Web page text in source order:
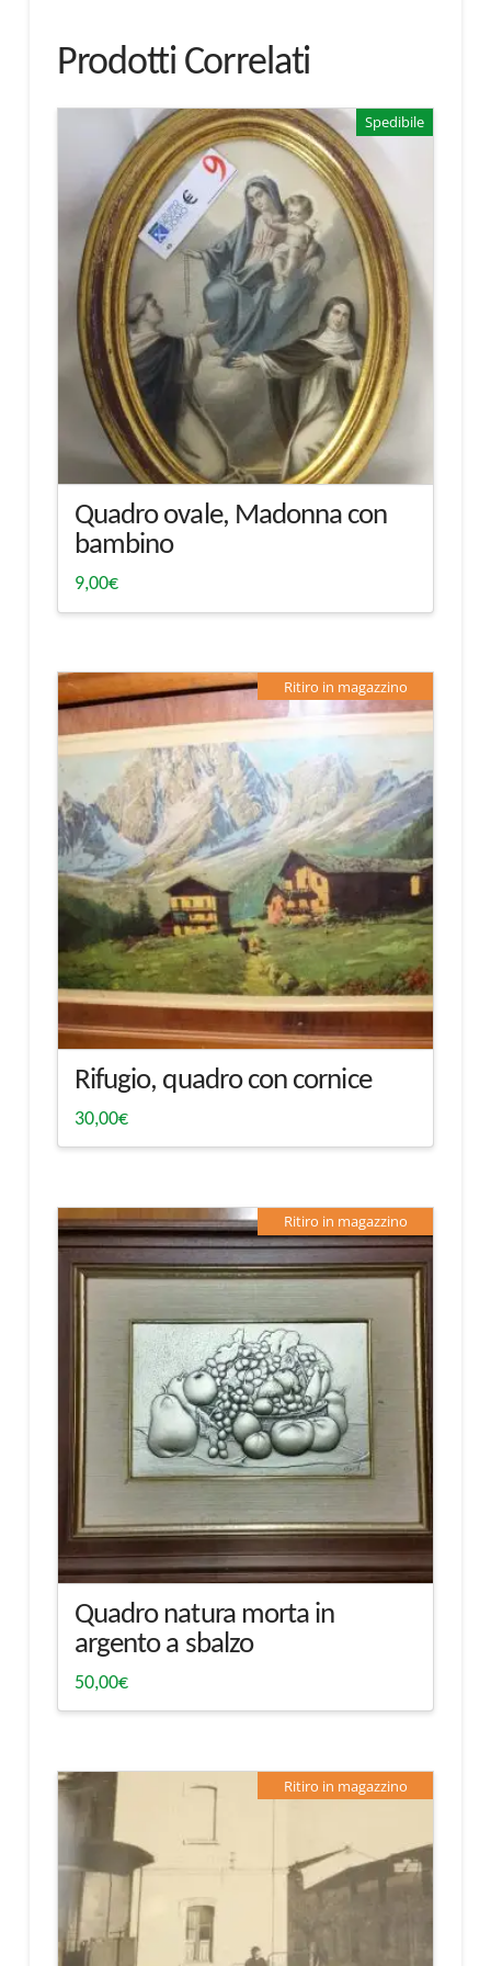
Prodotti Correlati
Spedibile
Quadro ovale, Madonna con
bambino
9,00€
Ritiro in magazzino
Rifugio, quadro con cornice
30,00€
Ritiro in magazzino
Quadro natura morta in
argento a sbalzo
50,00€
Ritiro in magazzino